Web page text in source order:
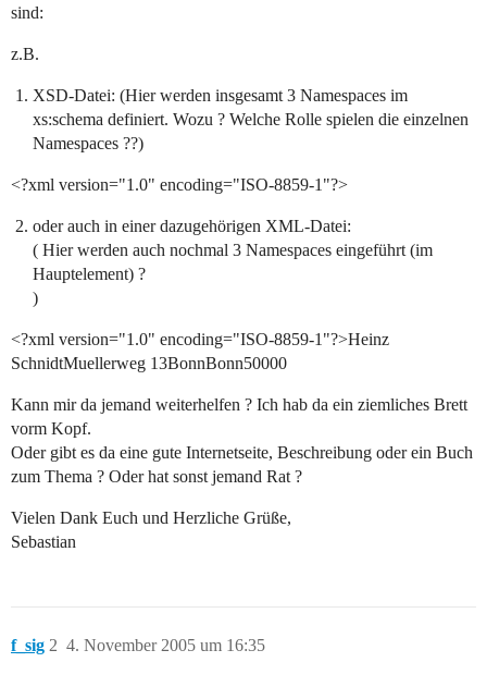
sind:
z.B.
XSD-Datei: (Hier werden insgesamt 3 Namespaces im
xs:schema definiert. Wozu ? Welche Rolle spielen die einzelnen
Namespaces ??)
<?xml version="1.0" encoding="ISO-8859-1"?>
oder auch in einer dazugehörigen XML-Datei:
( Hier werden auch nochmal 3 Namespaces eingeführt (im
Hauptelement) ?
)
<?xml version="1.0" encoding="ISO-8859-1"?>Heinz
SchnidtMuellerweg 13BonnBonn50000
Kann mir da jemand weiterhelfen ? Ich hab da ein ziemliches Brett
vorm Kopf.
Oder gibt es da eine gute Internetseite, Beschreibung oder ein Buch
zum Thema ? Oder hat sonst jemand Rat ?
Vielen Dank Euch und Herzliche Grüße,
Sebastian
f_sig 4. November 2005 um 16:35
2